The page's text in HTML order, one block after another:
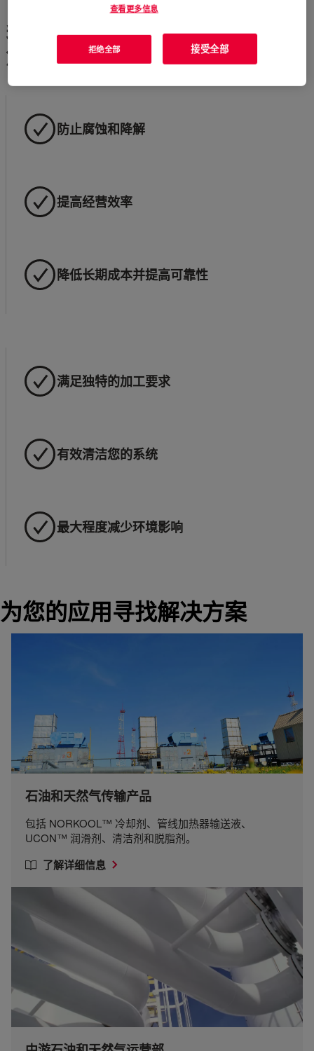
我们的技术和服务可以帮助
您：
防止腐蚀和降解
提高经营效率
降低长期成本并提高可靠性
满足独特的加工要求
有效清洁您的系统
最大程度减少环境影响
为您的应用寻找解决方案
石油和天然气传输产品
包括 NORKOOL™ 冷却剂、管线加热器输送液、
UCON™ 润滑剂、清洁剂和脱脂剂。
了解详细信息
查看更多信息
拒绝全部 接受全部